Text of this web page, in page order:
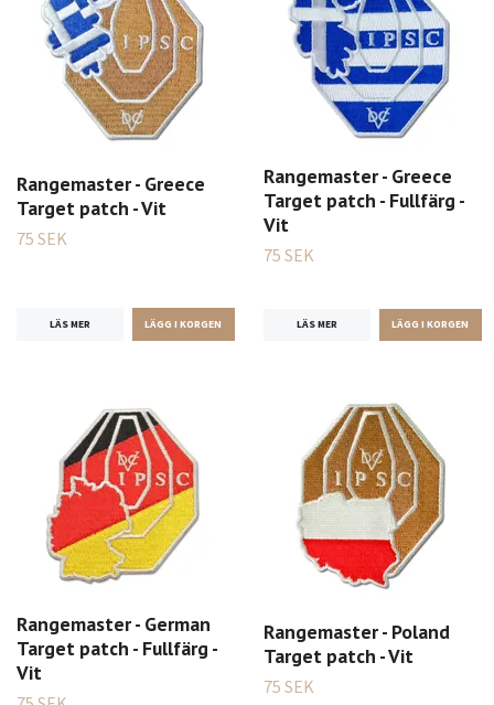
Rangemaster - Greece
Target patch - Vit
75 SEK
LÄS MER
Rangemaster - Greece
Target patch - Fullfärg -
Vit
75 SEK
LÄS MER
Rangemaster - German
Target patch - Fullfärg -
Vit
Rangemaster - Poland
Target patch - Vit
75 SEK